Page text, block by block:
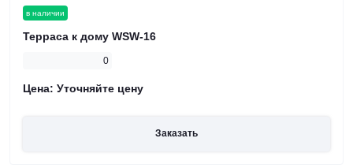
в наличии
Терраса к дому WSW-16
0
Цена: Уточняйте цену
Заказать